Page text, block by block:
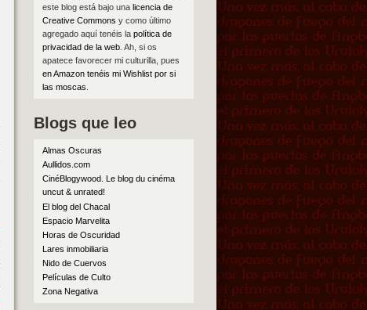
este blog está bajo una licencia de
Creative Commons y como último
agregado aquí tenéis la política de
privacidad de la web. Ah, si os
apatece favorecer mi culturilla, pues
en Amazon tenéis mi Wishlist por si
las moscas
Blogs que leo
Almas Oscuras
Aullidos.com
CinéBlogywood. Le blog du cinéma
uncut & unrated!
El blog del Chacal
Espacio Marvelita
Horas de Oscuridad
Lares inmobiliaria
Nido de Cuervos
Películas de Culto
Zona Negativa